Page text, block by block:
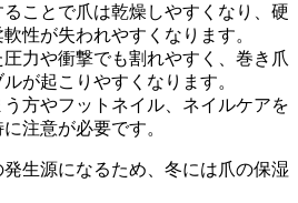
ことで爪は乾燥しやすくなり、硬
性が失われやすくなります。
力や衝撃でも割れやすく、巻き爪
が起こりやすくなります。
方やフットネイル、ネイルケアを
注意が必要です。
生源になるため、冬には爪の保湿